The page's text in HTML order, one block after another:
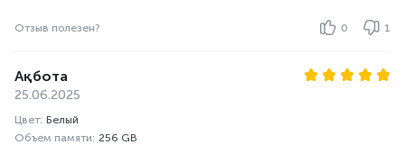
Отзыв полезен? 0 1
Ақбота
25.06.2025
Цвет: Белый
Объем памяти: 256 GB